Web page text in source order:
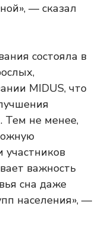
— сказал
состояла в
MIDUS, что
Тем не менее,
участников
важность
сна даже
населения», —